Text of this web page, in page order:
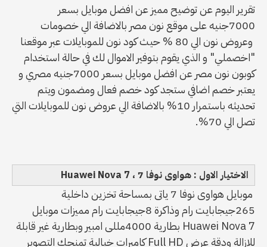
تقرير اليوم عن توضيح مميز عن افضل موبايل بسعر
7000جنيه على موقع نون مصر بالاضافة الي خصومات
وعروض نون الي 80 % حيث كود نون للموبايلات عبر موقعنا
"اخصملي" و الذي يقوم بتوفير الاموال لك في حالة استخدام
كوبون نون مصر عن افضل موبايل بسعر 7000جنيه مصري و
يعتبر خصم اضافي ستجد كود خصم فعال ومضمون ويتم
تحديثه باستمرار 10% بالاضافة الي عروض نون للموبايلات التي
تصل الي 70%.
الاختيار الاول : هواوى نوفا 7 ، Huawei Nova 7
موبايل هواوى نوفا 7 ياتى بمساحة تخزين داخلية
265جيجابايت رام وذاكرة 8جيجابايت رام مميزات موبايل
Huawei Nova 7 بطارية 4000مللى امبير وبطارية غير قابلة
للازالة ودقة عرض Full HD كاميرات خيالية تمنحك التصوير